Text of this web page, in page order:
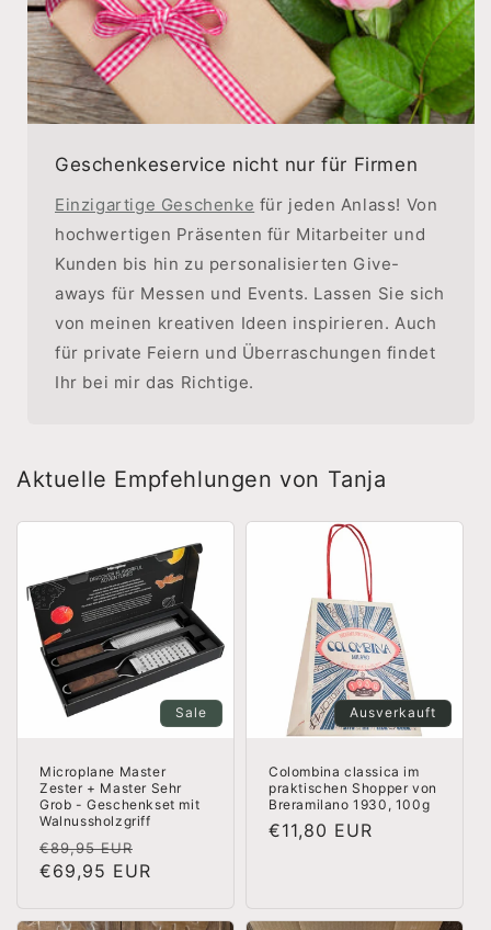
Geschenkeservice nicht nur für Firmen
Einzigartige Geschenke für jeden Anlass! Von
hochwertigen Präsenten für Mitarbeiter und
Kunden bis hin zu personalisierten Give-
aways für Messen und Events. Lassen Sie sich
von meinen kreativen Ideen inspirieren. Auch
für private Feiern und Überraschungen findet
Ihr bei mir das Richtige.
Aktuelle Empfehlungen von Tanja
Sale
Microplane Master
Zester + Master Sehr
Grob - Geschenkset mit
Walnussholzgriff
Normaler
Preis
€89,95 EUR
€69,95 EUR
Ausverkauft
Colombina classica im
praktischen Shopper von
Breramilano 1930, 100g
Normaler
€11,80 EUR